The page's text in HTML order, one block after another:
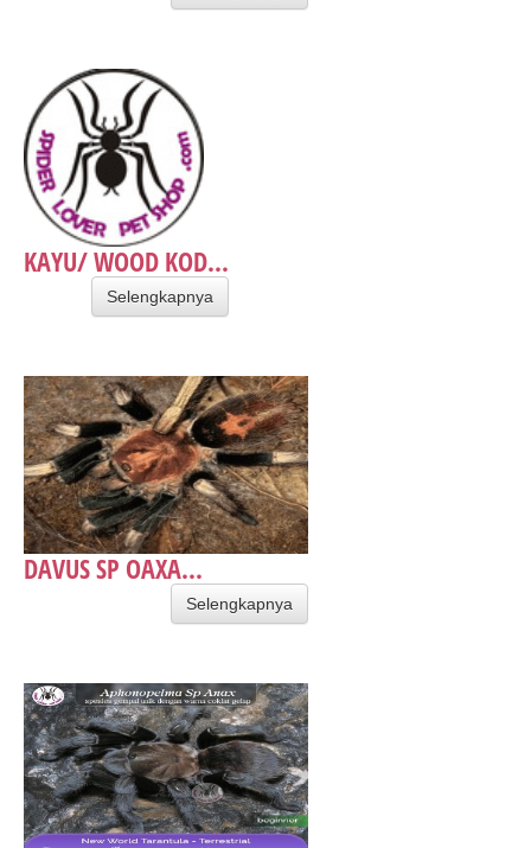
KAYU/ WOOD KOD...
Selengkapnya
DAVUS SP OAXA...
Selengkapnya